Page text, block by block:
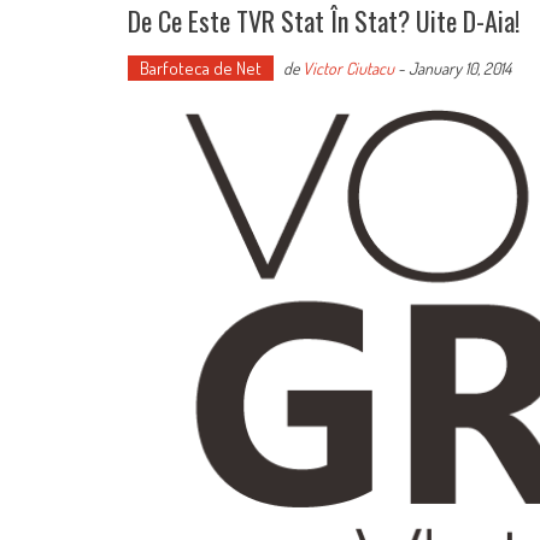
De Ce Este TVR Stat În Stat? Uite D-Aia!
Barfoteca de Net de Victor Ciutacu-January 10, 2014